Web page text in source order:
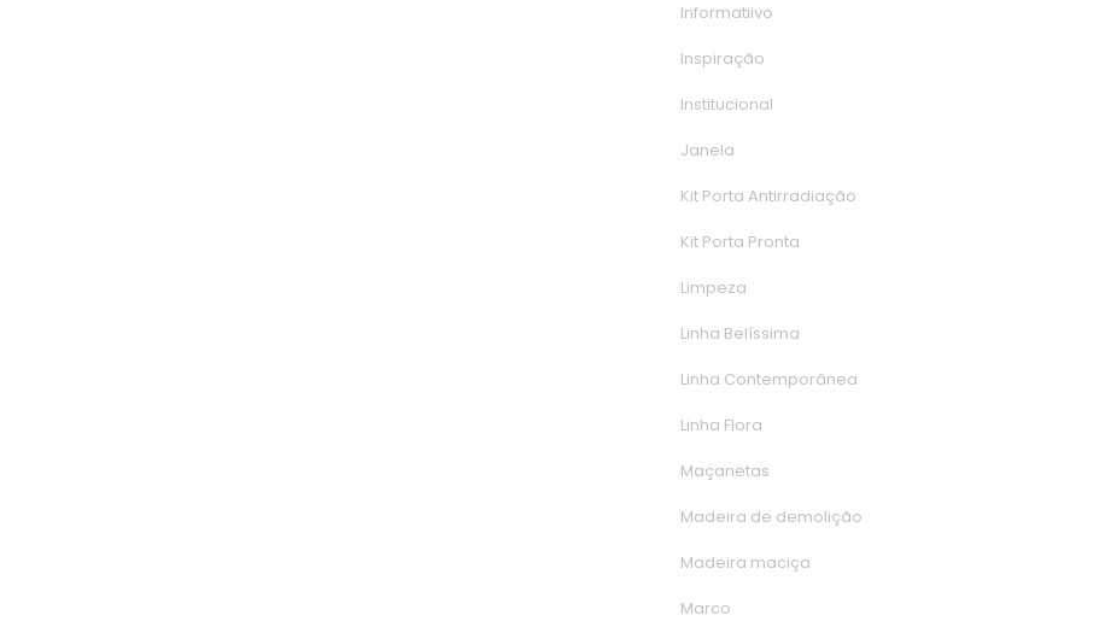
Informatiivo
Inspiração
Institucional
Janela
Kit Porta Antirradiação
Kit Porta Pronta
Limpeza
Linha Belíssima
Linha Contemporânea
Linha Flora
Maçaneta
Madeira de demolição
Madeira maciça
Marco